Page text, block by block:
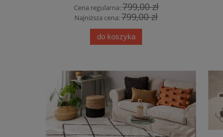
Cena regularna:799,00 zł
Najniższa cena:799,00 zł
do koszyka